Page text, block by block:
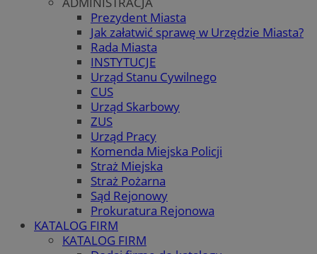
Prezydent Miasta
Jak załatwić sprawę w Urzędzie Miasta?
Rada Miasta
INSTYTUCJE
Urząd Stanu Cywilnego
CUS
Urząd Skarbowy
ZUS
Urząd Pracy
Komenda Miejska Policji
Straż Miejska
Straż Pożarna
Sąd Rejonowy
Prokuratura Rejonowa
KATALOG FIRM
KATALOG FIRM